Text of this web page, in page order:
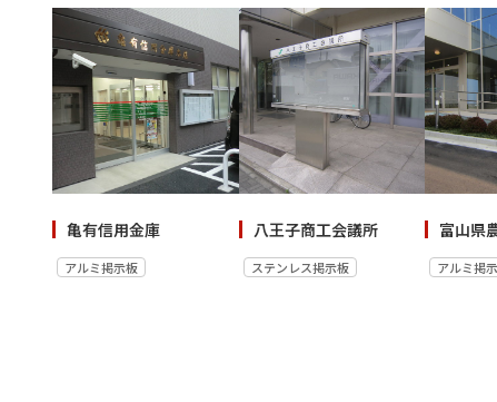
亀有信用金庫
アルミ掲示板
八王子商工会議所
ステンレス掲示板
富山県
アルミ掲